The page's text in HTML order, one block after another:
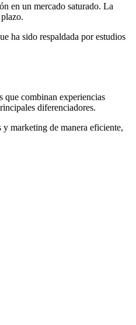
en un mercado saturado. La
ha sido respaldada por estudios
que combinan experiencias
diferenciadores.
marketing de manera eficiente,